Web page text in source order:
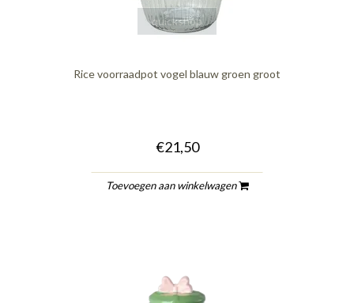
quickshop
Rice voorraadpot vogel blauw groen groot
€21,50
Toevoegen aan winkelwagen